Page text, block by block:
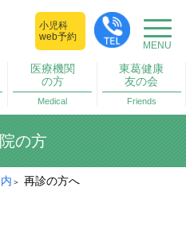
小児科
web予約
医療機関
の方
Medical
東葛健康
友の会
Friends
の方
再診の方へ